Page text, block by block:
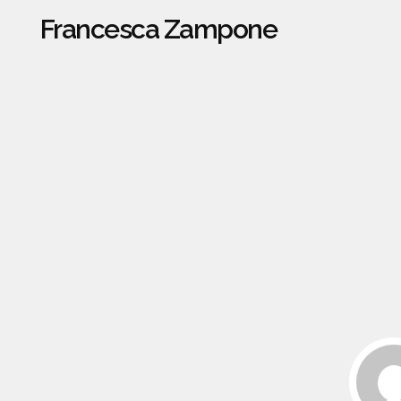
Francesca Zampone